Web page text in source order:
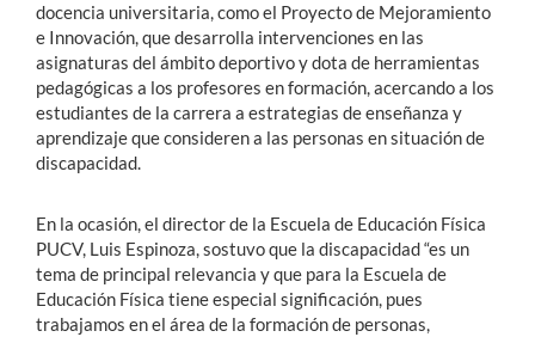
docencia universitaria, como el Proyecto de Mejoramiento
e Innovación, que desarrolla intervenciones en las
asignaturas del ámbito deportivo y dota de herramientas
pedagógicas a los profesores en formación, acercando a los
estudiantes de la carrera a estrategias de enseñanza y
aprendizaje que consideren a las personas en situación de
discapacidad.
En la ocasión, el director de la Escuela de Educación Física
PUCV, Luis Espinoza, sostuvo que la discapacidad “es un
tema de principal relevancia y que para la Escuela de
Educación Física tiene especial significación, pues
trabajamos en el área de la formación de personas,